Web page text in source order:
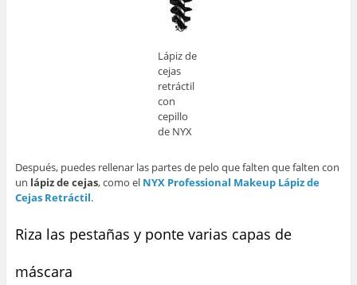
Lápiz de
cejas
retráctil
con
cepillo
de NYX
Después, puedes rellenar las partes de pelo que falten que falten con
un lápiz de cejas, como el NYX Professional Makeup Lápiz de
Cejas Retráctil.
Riza las pestañas y ponte varias capas de
máscara